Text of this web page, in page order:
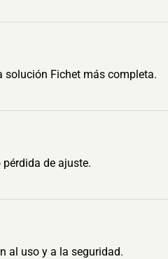
solución Fichet más completa.
de ajuste.
al uso y a la seguridad.